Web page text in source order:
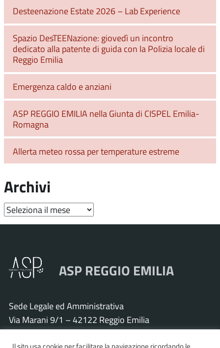
Desteenazione Estate 2026 – Lab Experience
Spazio DesTEENazione: giovedì un incontro
dedicato alla patente di guida con la Polizia locale di
Reggio Emilia
Emergenza caldo e anziani
ASP REGGIO EMILIA nella Giunta di CISPEL Emilia-
Romagna
Allerta meteo rossa per temperature estreme
Archivi
Archivi
ASP REGGIO EMILIA
Sede Legale ed Amministrativa
Via Marani 9/1 – 42122 Reggio Emilia
Tel. 0522 571011 – Fax 0522 571030
Il sito usa cookie per facilitare la navigazione ricordando le